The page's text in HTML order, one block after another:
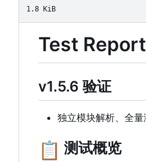
1.8 KiB
Test
v1.5.6 验证
独立模块解析、全量
📋 测试概览